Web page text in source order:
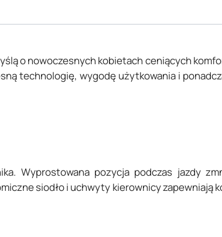
o nowoczesnych kobietach ceniących
technologię, wygodę użytkowania i
Wyprostowana pozycja podczas jazdy
siodło i uchwyty kierownicy zapewniają